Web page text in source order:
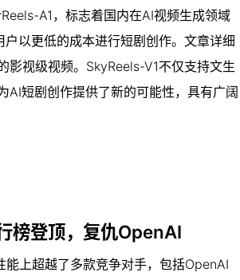
A1，标志着国内在AI视频生成领域
以更低的成本进行短剧创作。文章详细
影视级视频。SkyReels-V1不仅支持文生
AI短剧创作提供了新的可能性，具有广阔
榜登顶，复仇OpenAI
上超越了多款竞争对手，包括OpenAI